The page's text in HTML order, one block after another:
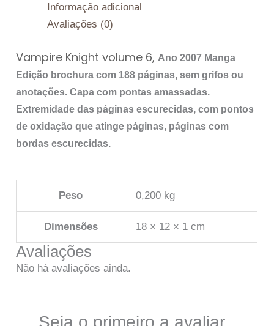
Informação adicional
Avaliações (0)
Vampire Knight volume 6,Ano 2007 Manga
Edição brochura com 188 páginas, sem grifos ou
anotações. Capa com pontas amassadas.
Extremidade das páginas escurecidas, com pontos
de oxidação que atinge páginas, páginas com
bordas escurecidas.
Peso 0,200 kg
Dimensões 18 × 12 × 1 cm
Avaliações
Não há avaliações ainda.
Seja o primeiro a avaliar